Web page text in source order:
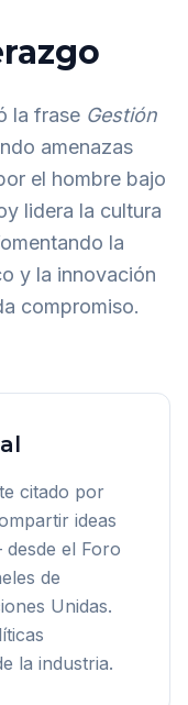
la frase Gestión
amenazas
el hombre bajo
lidera la cultura
la
y la innovación
compromiso.
citado por
ideas
el Foro
de
Unidas.
la industria.